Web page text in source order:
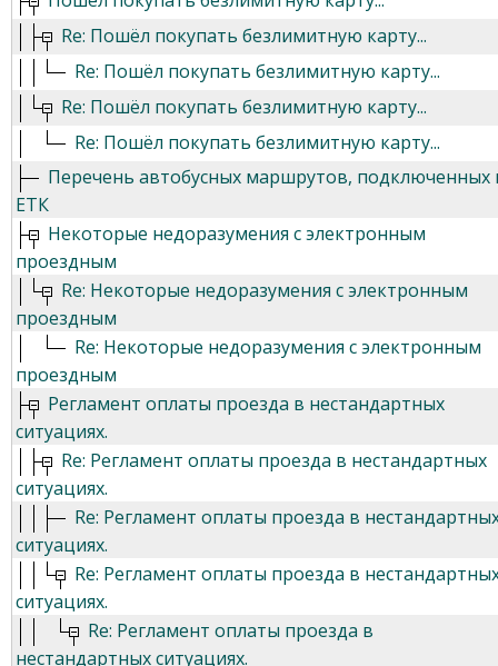
Re: Пошёл покупать безлимитную карту...
Re: Пошёл покупать безлимитную карту...
Re: Пошёл покупать безлимитную карту...
Re: Пошёл покупать безлимитную карту...
Перечень автобусных маршрутов, подключенных
ЕТК
Некоторые недоразумения с электронным
проездным
Re: Некоторые недоразумения с электронным
проездным
Re: Некоторые недоразумения с электронным
проездным
Регламент оплаты проезда в нестандартных
ситуациях.
Re: Регламент оплаты проезда в нестандартных
ситуациях.
Re: Регламент оплаты проезда в
ситуациях.
Re: Регламент оплаты проезда в
ситуациях.
Re: Регламент оплаты проезда в
нестандартных ситуациях.